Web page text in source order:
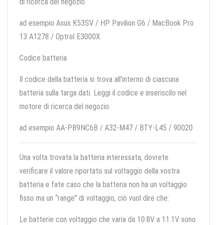
di ricerca del negozio.
ad esempio Asus K53SV / HP Pavilion G6 / MacBook Pro
13 A1278 / Optrel E3000X
Codice batteria
Il codice della batteria si trova all'interno di ciascuna
batteria sulla targa dati. Leggi il codice e inseriscilo nel
motore di ricerca del negozio.
ad esempio AA-PB9NC6B / A32-M47 / BTY-L45 / 90020
Una volta trovata la batteria interessata, dovrete
verificare il valore riportato sul voltaggio della vostra
batteria e fate caso che la batteria non ha un voltaggio
fisso ma un “range” di voltaggio, ciò vuol dire che:
Le batterie con voltaggio che varia da 10.8V a 11.1V sono